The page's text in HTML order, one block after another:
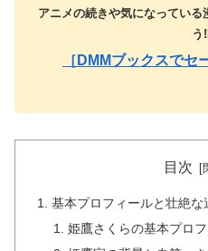
アニメの続きや気になっている
う
［DMMブックスでセ
目次
基本プロフィールと壮絶な
姫鷹さくらの基本プロ